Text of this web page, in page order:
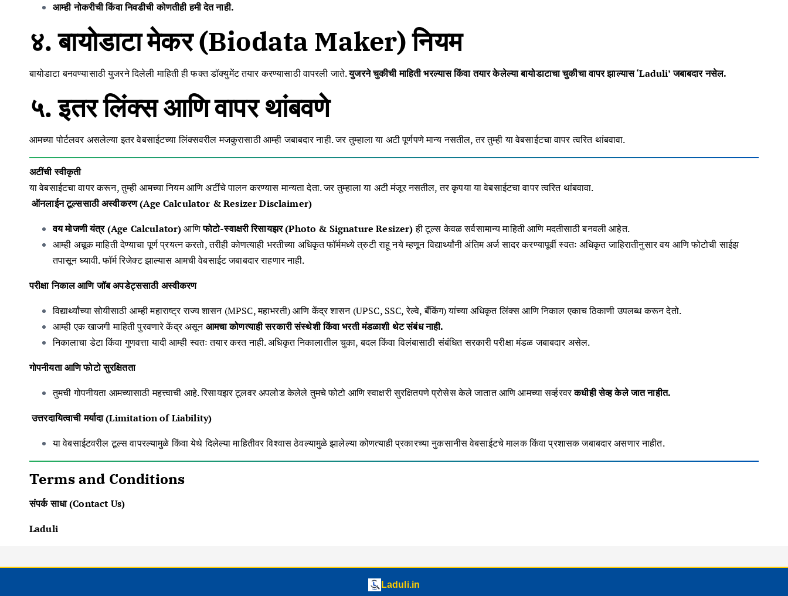
आम्ही नोकरीची किंवा निवडीची कोणतीही हमी देत नाही.
४. बायोडाटा मेकर (Biodata Maker) नियम
बायोडाटा बनवण्यासाठी युजरने दिलेली माहिती ही फक्त डॉक्युमेंट तयार करण्यासाठी वापरली जाते.युजरने चुकीची माहिती भरल्यास किंवा तयार केलेल्या बायोडाटाचा चुकीचा वापर झाल्यास ‘Laduli’ जबाबदार नसेल.
५. इतर लिंक्स आणि वापर थांबवणे
आमच्या पोर्टलवर असलेल्या इतर वेबसाईटच्या लिंक्सवरील मजकुरासाठी आम्ही जबाबदार नाही. जर तुम्हाला या अटी पूर्णपणे मान्य नसतील, तर तुम्ही या वेबसाईटचा वापर त्वरित थांबवावा.
अटींची स्वीकृती
या वेबसाईटचा वापर करून, तुम्ही आमच्या नियम आणि अटींचे पालन करण्यास मान्यता देता. जर तुम्हाला या अटी मंजूर नसतील, तर कृपया या वेबसाईटचा वापर त्वरित थांबवावा.
ऑनलाईन टूल्ससाठी अस्वीकरण (Age Calculator & Resizer Disclaimer)
वय मोजणी यंत्र (Age Calculator)आणिफोटो-स्वाक्षरी रिसायझर (Photo & Signature Resizer)ही टूल्स केवळ सर्वसामान्य माहिती आणि मदतीसाठी बनवली आहेत.
आम्ही अचूक माहिती देण्याचा पूर्ण प्रयत्न करतो, तरीही कोणत्याही भरतीच्या अधिकृत फॉर्ममध्ये त्रुटी राहू नये म्हणून विद्यार्थ्यांनी अंतिम अर्ज सादर करण्यापूर्वी स्वतः अधिकृत जाहिरातीनुसार वय आणि फोटोची साईझ
तपासून घ्यावी. फॉर्म रिजेक्ट झाल्यास आमची वेबसाईट जबाबदार राहणार नाही.
परीक्षा निकाल आणि जॉब अपडेट्ससाठी अस्वीकरण
विद्यार्थ्यांच्या सोयीसाठी आम्ही महाराष्ट्र राज्य शासन (MPSC, महाभरती) आणि केंद्र शासन (UPSC, SSC, रेल्वे, बँकिंग) यांच्या अधिकृत लिंक्स आणि निकाल एकाच ठिकाणी उपलब्ध करून देतो.
आम्ही एक खाजगी माहिती पुरवणारे केंद्र असूनआमचा कोणत्याही सरकारी संस्थेशी किंवा भरती मंडळाशी थेट संबंध नाही.
निकालाचा डेटा किंवा गुणवत्ता यादी आम्ही स्वतः तयार करत नाही. अधिकृत निकालातील चुका, बदल किंवा विलंबासाठी संबंधित सरकारी परीक्षा मंडळ जबाबदार असेल.
गोपनीयता आणि फोटो सुरक्षितता
तुमची गोपनीयता आमच्यासाठी महत्त्वाची आहे. रिसायझर टूलवर अपलोड केलेले तुमचे फोटो आणि स्वाक्षरी सुरक्षितपणे प्रोसेस केले जातात आणि आमच्या सर्व्हरवरकधीही सेव्ह केले जात नाहीत.
उत्तरदायित्वाची मर्यादा (Limitation of Liability)
या वेबसाईटवरील टूल्स वापरल्यामुळे किंवा येथे दिलेल्या माहितीवर विश्वास ठेवल्यामुळे झालेल्या कोणत्याही प्रकारच्या नुकसानीस वेबसाईटचे मालक किंवा प्रशासक जबाबदार असणार नाहीत.
Terms and Conditions
संपर्क साधा (Contact Us)
Laduli
Laduli.in